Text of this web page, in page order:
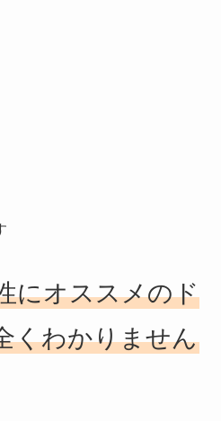
にオススメのド
くわかりません